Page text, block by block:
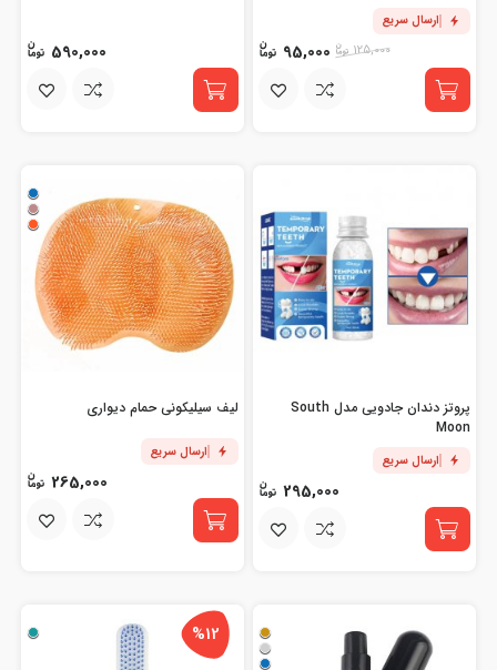
ارسال سریع
125,000
95,000
590,000
پروتز دندان جادویی مدل South
Moon
ارسال سریع
295,000
لیف سیلیکونی حمام دیواری
ارسال سریع
265,000
%12